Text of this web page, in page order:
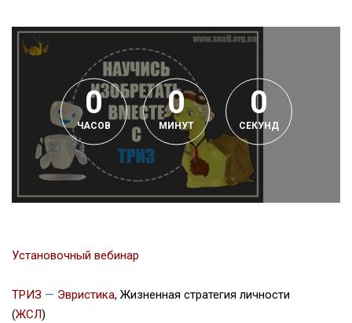
0
ЧАСОВ
0
МИНУТ
0
СЕКУНД
Установочный вебинар
ТРИЗ — Эвристика, Жизненная стратегия личности
(ЖСЛ)